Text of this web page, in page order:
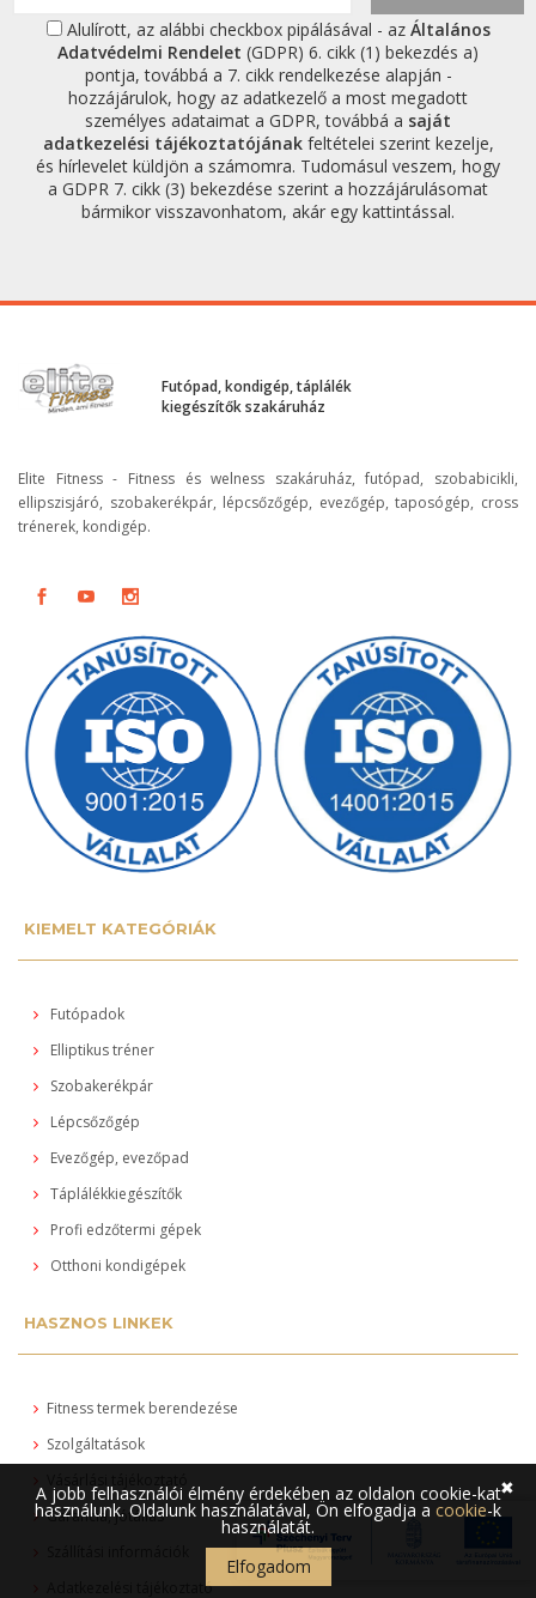
Alulírott, az alábbi checkbox pipálásával - az Általános
Adatvédelmi Rendelet (GDPR) 6. cikk (1) bekezdés a)
pontja, továbbá a 7. cikk rendelkezése alapján -
hozzájárulok, hogy az adatkezelő a most megadott
személyes adataimat a GDPR, továbbá a saját
adatkezelési tájékoztatójánakfeltételei szerint kezelje,
és hírlevelet küldjön a számomra. Tudomásul veszem, hogy
a GDPR 7. cikk (3) bekezdése szerint a hozzájárulásomat
bármikor visszavonhatom, akár egy kattintással.
Futópad, kondigép, táplálék
kiegészítők szakáruház
Elite Fitness - Fitness és welness szakáruház, futópad, szobabicikli,
ellipszisjáró, szobakerékpár, lépcsőzőgép, evezőgép, taposógép, cross
trénerek, kondigép.
KIEMELT KATEGÓRIÁK
Futópadok
Elliptikus tréner
Szobakerékpár
Lépcsőzőgép
Evezőgép, evezőpad
Táplálékkiegészítők
Profi edzőtermi gépek
Otthoni kondigépek
HASZNOS LINKEK
Fitness termek berendezése
Szolgáltatások
Garancia, jótállás
Adatkezelési tájékoztató
A jobb felhasználói élmény érdekében az oldalon cookie-kat
használunk. Oldalunk használatával, Ön elfogadja a cookie-k
használatát.
Elfogadom
✖